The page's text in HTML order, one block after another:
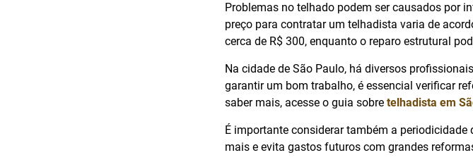
Problemas no telhado podem ser causados por
preço para contratar um telhadista varia de
cerca de R$ 300, enquanto o reparo estrutural
Na cidade de São Paulo, há diversos
garantir um bom trabalho, é essencial verificar
saber mais, acesse o guia sobre telhadista em
É importante considerar também a
mais e evita gastos futuros com grandes